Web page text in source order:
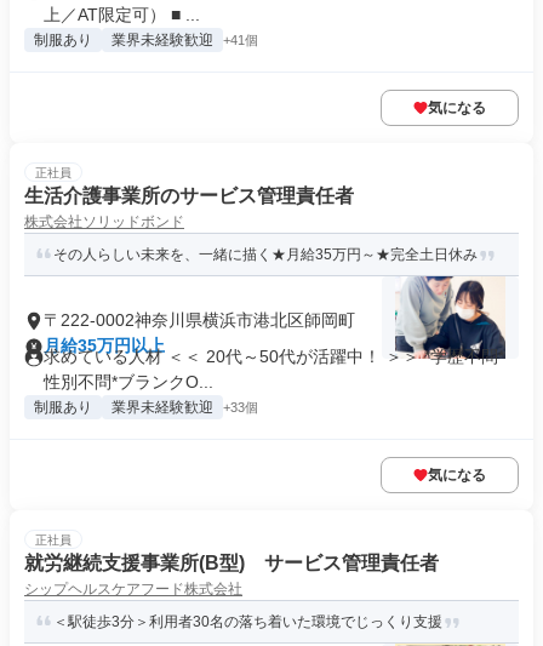
上／AT限定可） ■ ...
制服あり 業界未経験歓迎 +41個
気になる
正社員
生活介護事業所のサービス管理責任者
株式会社ソリッドボンド
その人らしい未来を、一緒に描く★月給35万円～★完全土日休み
〒222-0002神奈川県横浜市港北区師岡町
月給35万円以上
求めている人材 ＜＜ 20代～50代が活躍中！ ＞＞ *学歴不問*
性別不問*ブランクO...
制服あり 業界未経験歓迎 +33個
気になる
正社員
就労継続支援事業所(B型) サービス管理責任者
シップヘルスケアフード株式会社
＜駅徒歩3分＞利用者30名の落ち着いた環境でじっくり支援